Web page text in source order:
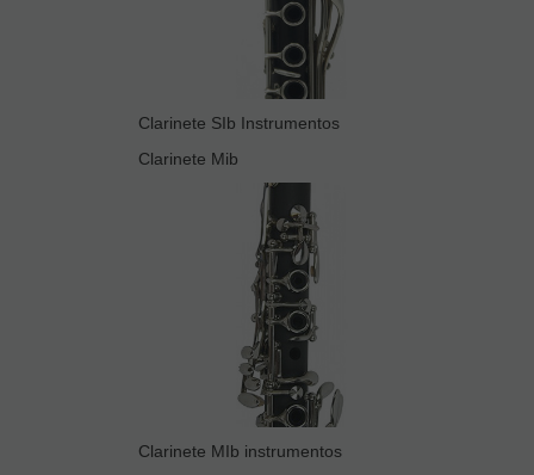
Clarinete SIb Instrumentos
Clarinete Mib
Clarinete MIb instrumentos